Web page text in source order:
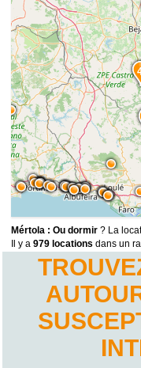
Mértola : Ou dormir ? La
Il y a979 locations dans un